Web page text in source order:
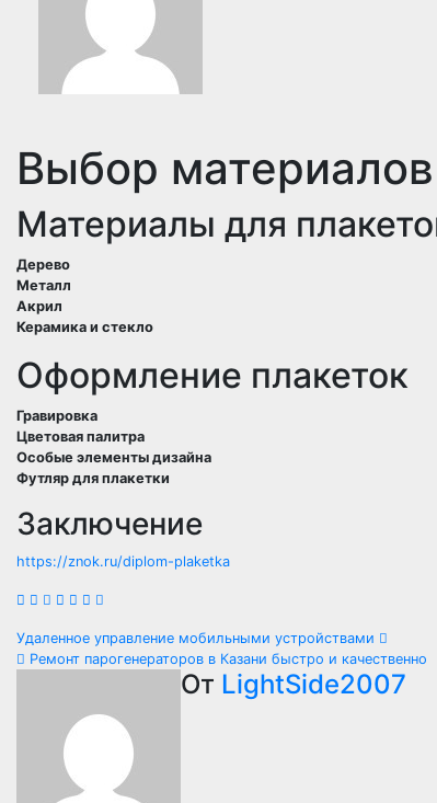
Выбор
Материалы для
Дерево
Металл
Акрил
Керамика и стекло
Оформление плакеток
Гравировка
Цветовая палитра
Особые элементы дизайна
Футляр для плакетки
Заключение
https://znok.ru/diplom-plaketka
Навигация
записям
Удаленное управление мобильными устройствами
Ремонт парогенераторов в Казани быстро и качественно
От LightSide2007